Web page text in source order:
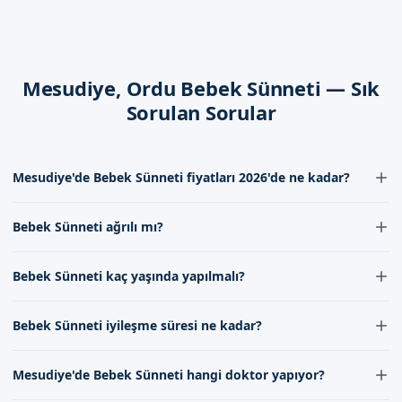
Dikkat Edilmesi Gerekenler
Bebek sünneti sonrası bakım, çok önemlidir. Bebeklerin
bilgi alabilirsiniz. Randevu formumuzdan bize ulaşarak,
Mesudiye, Ordu Bebek Sünneti — Sık
Sorulan Sorular
Mesudiye'de Bebek Sünneti fiyatları 2026'de ne kadar?
kalitesine göre değişmektedir. İletişim formumuz aracılığıyla
Bebek Sünneti ağrılı mı?
hissedilmez. İşlem sırasında bebeklerin rahat olması için gereken
Bebek Sünneti kaç yaşında yapılmalı?
ancak bu süre doktorumuzun değerlendirmesine göre değişebilir.
Bebek Sünneti iyileşme süresi ne kadar?
hafta arasında değişir. Bu süreçte bebeklerin temizliği ve bakımı
Mesudiye'de Bebek Sünneti hangi doktor yapıyor?